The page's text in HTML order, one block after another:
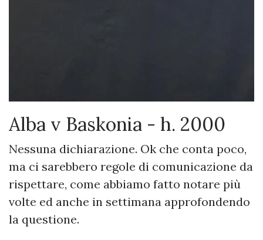
Alba v Baskonia - h. 2000
Nessuna dichiarazione. Ok che conta poco,
ma ci sarebbero regole di comunicazione da
rispettare, come abbiamo fatto notare più
volte ed anche in settimana approfondendo
la questione.